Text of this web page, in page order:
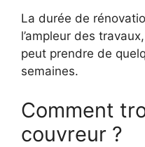
La durée de
l’ampleur des
peut prendre de
semaines.
Comment
couvreur ?